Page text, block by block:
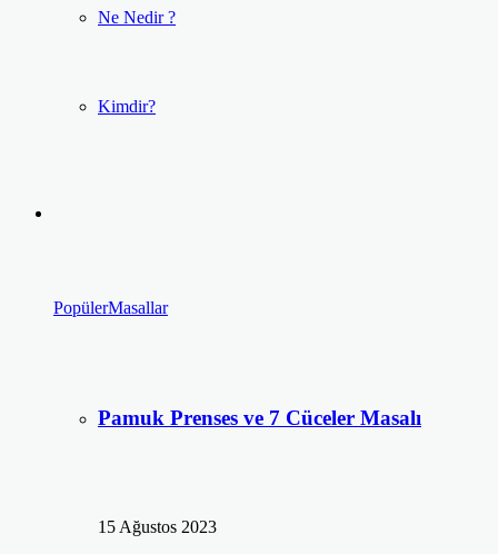
Ne Nedir ?
Kimdir?
PopülerMasallar
Pamuk Prenses ve 7 Cüceler Masalı
15 Ağustos 2023